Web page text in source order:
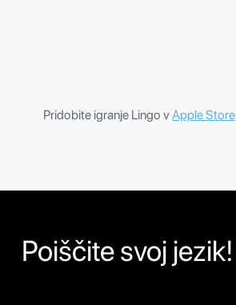
Pridobite igranje Lingo vApple Store
Poiščite svoj jezik!